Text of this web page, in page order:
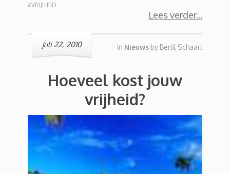
Lees verder
#VRIJHEID
juli 22, 2010 in Nieuws by Bertil Schaart
Hoeveel kost jouw
vrijheid?